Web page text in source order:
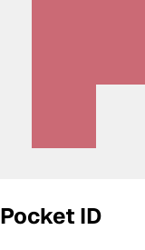
Pocket ID